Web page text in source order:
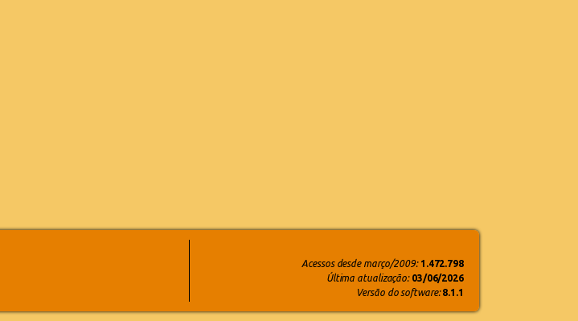
Acessos desde março/2009: 1.472.798
Última atualização: 03/06/2026
Versão do software: 8.1.1